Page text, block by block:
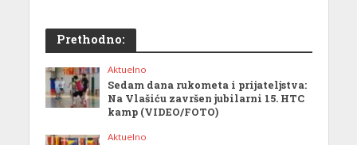
Prethodno:
Aktuelno
Sedam dana rukometa i prijateljstva:
Na Vlašiću završen jubilarni 15. HTC
kamp (VIDEO/FOTO)
Aktuelno